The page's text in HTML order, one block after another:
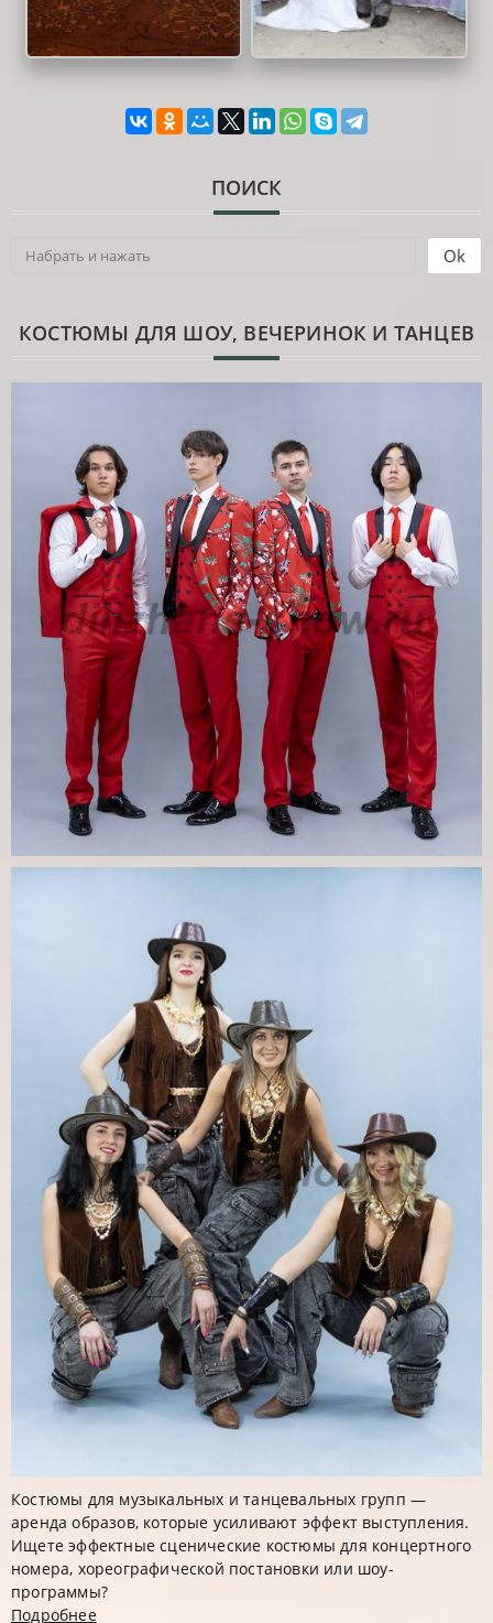
ПОИСК
КОСТЮМЫ ДЛЯ ШОУ, ВЕЧЕРИНОК И ТАНЦЕВ
Костюмы для музыкальных и танцевальных групп —
аренда образов, которые усиливают эффект выступления.
Ищете эффектные сценические костюмы для концертного
номера, хореографической постановки или шоу-
программы?
Подробнее